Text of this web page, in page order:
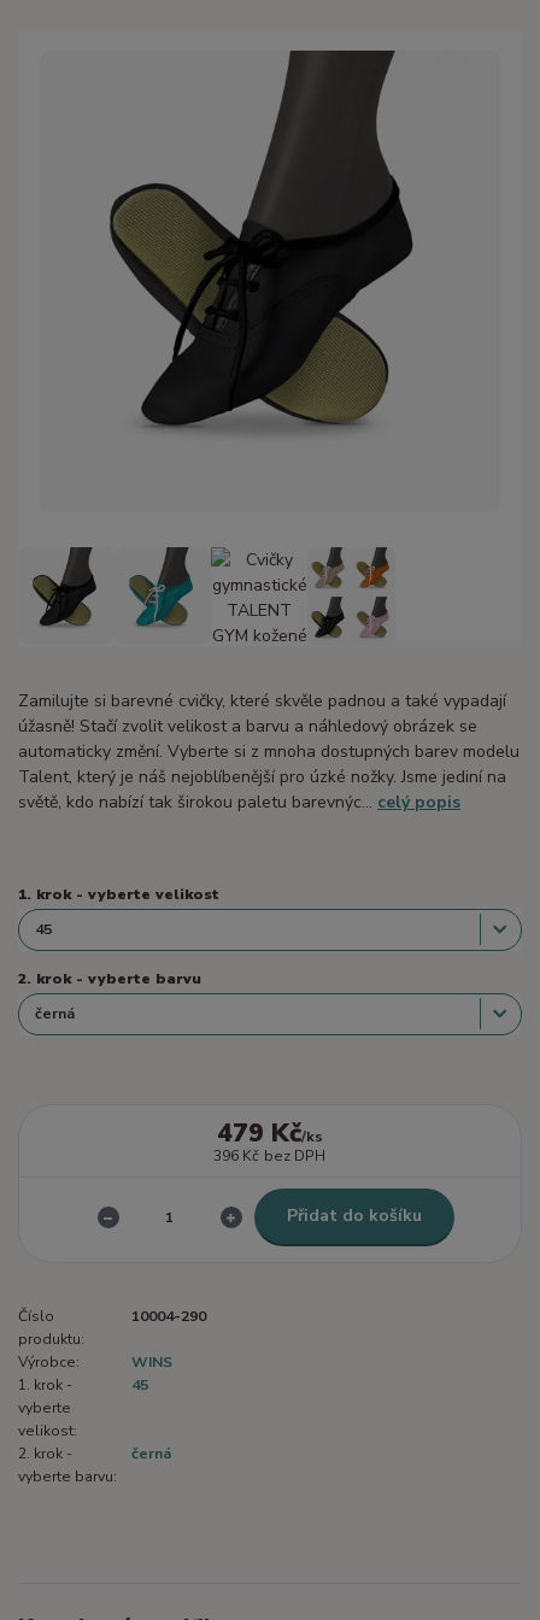
Zamilujte si barevné cvičky, které skvěle padnou a také vypadají
úžasně! Stačí zvolit velikost a barvu a náhledový obrázek se
automaticky změní. Vyberte si z mnoha dostupných barev modelu
Talent, který je náš nejoblíbenější pro úzké nožky. Jsme jediní na
světě, kdo nabízí tak širokou paletu barevnýc... celý popis
1. krok - vyberte velikost
2. krok - vyberte barvu
479 Kč/ks
396 Kč bez DPH
Přidat do košíku
Číslo
produktu:
10004-290
Výrobce:
WINS
1. krok -
vyberte
velikost:
45
2. krok -
vyberte barvu:
černá